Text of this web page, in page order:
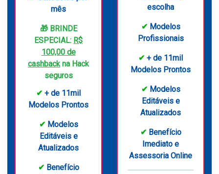
mês
🎁 BRINDE
ESPECIAL: R$
100,00 de
cashbackna Hack
seguros
✔ + de 11mil
Modelos Prontos
✔ Modelos
Editáveis e
Atualizados
✔ Benefício
escolha
✔ Modelos
Profissionais
✔ + de 11mil
Modelos Prontos
✔ Modelos
Editáveis e
Atualizados
✔ Benefício
Imediato e
Assessoria Online